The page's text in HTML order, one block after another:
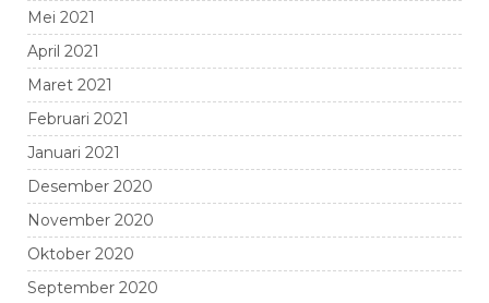
Mei 2021
April 2021
Maret 2021
Februari 2021
Januari 2021
Desember 2020
November 2020
Oktober 2020
September 2020